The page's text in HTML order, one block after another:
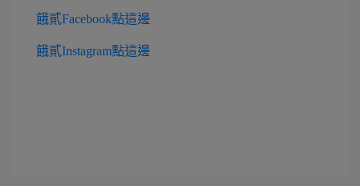
餓貳Facebook點這邊
餓貳Instagram點這邊